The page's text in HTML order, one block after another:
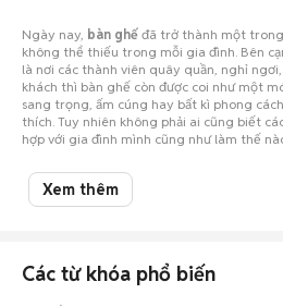
Ngày nay, bàn ghế đã trở thành một
không thể thiếu trong mỗi gia đình. Bên
là nơi các thành viên quây quần, nghỉ
khách thì bàn ghế còn được coi như một
sang trọng, ấm cúng hay bất kì phong
thích. Tuy nhiên không phải ai cũng biết
hợp với gia đình mình cũng như làm thế
thêm kiến thức cho mình nhé!
Xem thêm
Các từ khóa phổ biến